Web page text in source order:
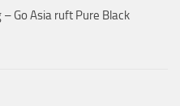
Go Asia ruft Pure Black